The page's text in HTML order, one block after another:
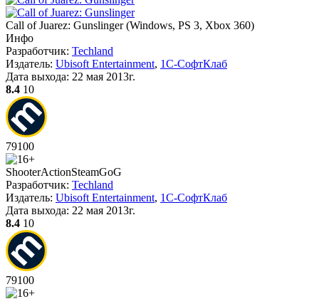
Call of Juarez: Gunslinger (Windows, PS 3, Xbox 360)
Инфо
Разработчик: Techland
Издатель: Ubisoft Entertainment, 1С-СофтКлаб
Дата выхода: 22 мая 2013г.
8.4 10
79100
ShooterActionSteamGoG
Разработчик: Techland
Издатель: Ubisoft Entertainment, 1С-СофтКлаб
Дата выхода: 22 мая 2013г.
8.4 10
79100